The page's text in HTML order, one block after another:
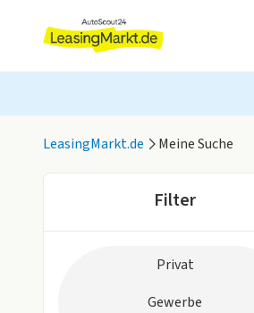
LeasingMarkt.de Meine Suche
Filter
Privat
Gewerbe